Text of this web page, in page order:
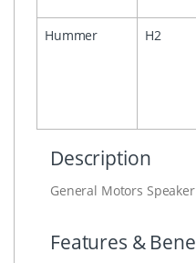
Hummer H2
Description
General Motors
Features &